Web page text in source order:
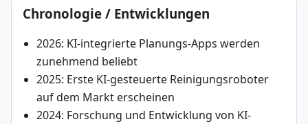
Chronologie / Entwicklungen
2026: KI-integrierte Planungs-Apps werden
zunehmend beliebt
2025: Erste KI-gesteuerte Reinigungsroboter
auf dem Markt erscheinen
2024: Forschung und Entwicklung von KI-